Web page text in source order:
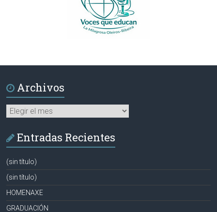
Archivos
Archivos
Entradas Recientes
(sin título)
(sin título)
HOMENAXE
GRADUACIÓN